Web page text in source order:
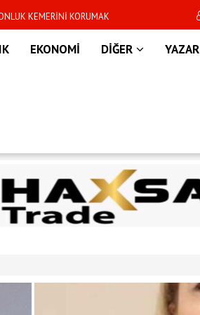
KEMERİNİ KORUMAK Dünya Kupası
EKONOMİ DİĞER